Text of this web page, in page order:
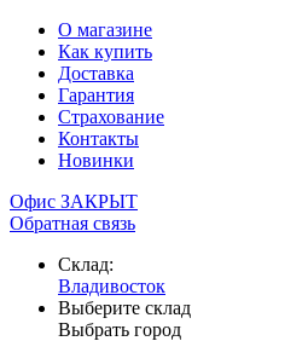
О магазине
Как купить
Доставка
Гарантия
Страхование
Контакты
Новинки
Офис ЗАКРЫТ
Обратная связь
Склад:
Владивосток
Выберите склад
Выбрать город